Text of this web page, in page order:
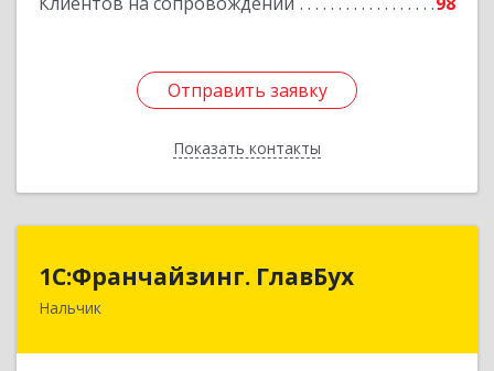
Отправить заявку
Показать контакты
Отправить заявку
Назад
1С:Франчайзинг. ГлавБух
Нальчик
1С:Франчайзинг. ГлавБух
360000, Кабардино-Балкарская Респ, Нальчик г,